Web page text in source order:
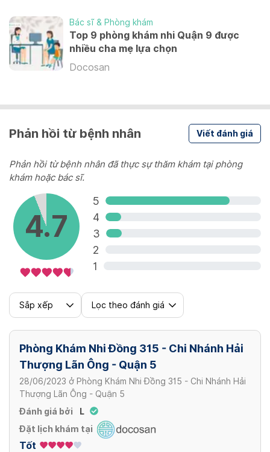
Synflorix
Các bệnh do phế cầu
1,040,000 VND
Các bệnh do phế cầu
1,290,000 VND
Xem thêm
Bác sĩ & Phòng khám
Top 9 phòng khám nhi Quận 9 được
nhiều cha mẹ lựa chọn
Docosan
Phản hồi từ bệnh nhân Viết đánh giá
Phản hồi từ bệnh nhân đã thực sự thăm khám tại phòng
khám hoặc bác sĩ.
4.7
5
4
3
2
1
Sắp xếp Lọc theo đánh giá
Phòng Khám Nhi Đồng 315 - Chi Nhánh Hải
Thượng Lãn Ông - Quận 5
28/06/2023 ở Phòng Khám Nhi Đồng 315 - Chi Nhánh Hải
Thượng Lãn Ông - Quận 5
Đánh giá bởi
L
Đặt lịch khám tại
Tốt